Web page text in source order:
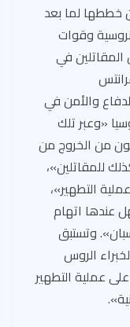
خططها لما بعد
وقوات
في
والأمن في
«وعبر تلك
من الخروج من
للمقاتلين»،
التطهير»،
عندها اتهام
وتستبق
الروس
عملية التطهير